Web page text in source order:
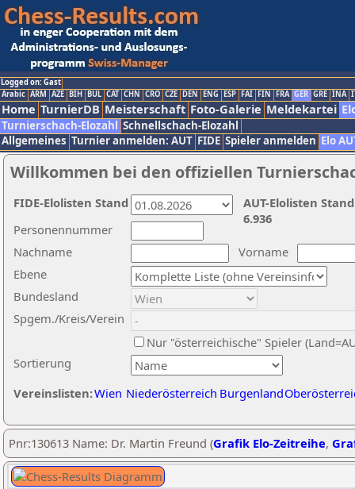
Logged on: Gast
Arabic ARM AZE BIH BUL CAT CHN CRO CZE DEN ENG ESP FAI FIN FRA GER GRE INA
Home TurnierDB Meisterschaft Foto-Galerie Meldekartei
Turnierschach-Elozahl Schnellschach-Elozahl
Allgemeines Turnier anmelden: AUT FIDE Spieler anmelden Elo
Willkommen bei den offiziellen
Nachname
Vorname
Ebene
Sortierung
Personennummer
Bundesland
Spgem./Kreis/Verein
Nur "österreichische" Spieler
Vereinslisten:Wien Niederösterreich Burgenland
AUT-Elolisten
6.936
FIDE-Elolisten Stand
Pnr:130613 Name: Dr. Martin Freund (Grafik Elo-Zeitreihe,